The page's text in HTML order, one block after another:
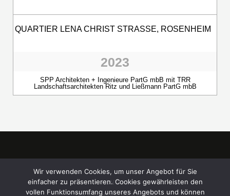
QUARTIER LENA CHRIST STRASSE, ROSENHEIM
2023
SPP Architekten + Ingenieure PartG mbB mit TRR
Landschaftsarchitekten Ritz und Ließmann PartG mbB
KONTAKT
Wir verwenden Cookies, um unser Angebot für Sie
einfacher zu präsentieren. Cookies gewährleisten den
vollen Funktionsumfang unseres Angebots und können